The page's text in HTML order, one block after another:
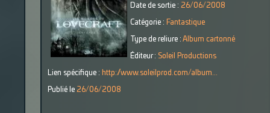
Date de sortie : 26/06/2008
Catégorie : Fantastique
Type de reliure : Album cartonné
Éditeur : Soleil Productions
Lien spécifique : http://www.soleilprod.com/album...
Publié le 26/06/2008